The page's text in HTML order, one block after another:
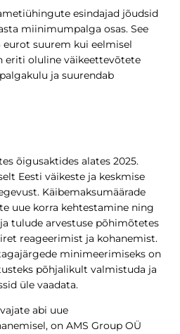
esindajad jõudsid
miinimumpalga osas. See
suurem kui eelmisel
eriti oluline väikeettevõtete
ja suurendab
õigusaktides alates 2025.
Eesti väikeste ja keskmise
Käibemaksumäärade
uue korra kehtestamine ning
tulude arvestuse põhimõtetes
reageerimist ja kohanemist.
minimeerimiseks on
põhjalikult valmistuda ja
üle vaadata.
abi uue
on AMS Group OÜ